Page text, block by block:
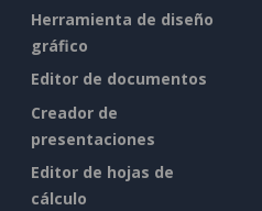
Herramienta de diseño
gráfico
Editor de documentos
Creador de
presentaciones
Editor de hojas de
cálculo